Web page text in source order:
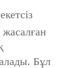
Бұл